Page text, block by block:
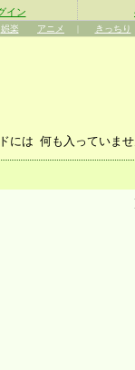
イン
娯楽 アニメ | きっちり
には 何も入っていま